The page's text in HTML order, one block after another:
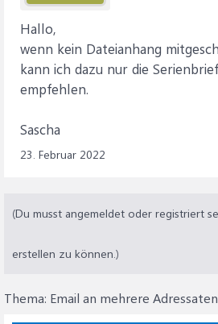
Hallo,
wenn kein Dateianhang
kann ich dazu nur die
empfehlen.
Sascha
23. Februar 2022
(Du musst angemeldet oder registriert
erstellen zu können.)
Thema: Email an mehrere Adressaten